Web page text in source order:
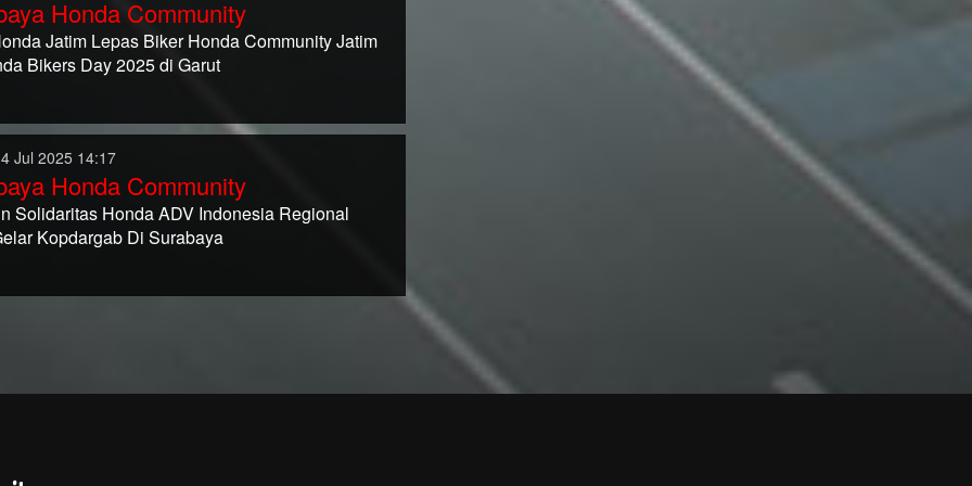
Honda Community
Jatim Lepas Biker Honda Community Jatim
Bikers Day 2025 di Garut
Jul 2025 14:17
Honda Community
Solidaritas Honda ADV Indonesia Regional
Kopdargab Di Surabaya